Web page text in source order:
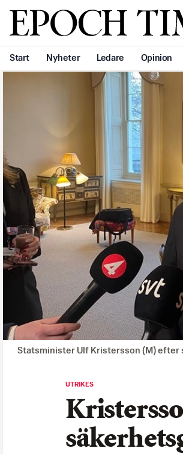
Svenska Epoch
Start Nyheter Ledare Opinion
Statsminister Ulf Kristersson (M) efter
UTRIKES